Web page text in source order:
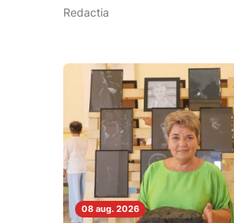
Redactia
08 aug. 2026